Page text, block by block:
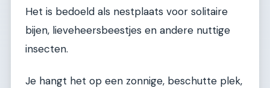
Het is bedoeld als nestplaats voor solitaire
bijen, lieveheersbeestjes en andere nuttige
insecten.
Je hangt het op een zonnige, beschutte plek,